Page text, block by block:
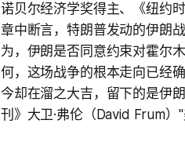
诺贝尔经济学奖得主、《纽约
章中断言，特朗普发动的伊朗
为，伊朗是否同意约束对霍尔
何，这场战争的根本走向已经
今却在溜之大吉，留下的是伊
刊》大卫·弗伦（David Frum）